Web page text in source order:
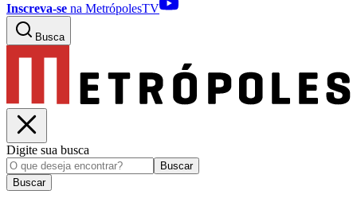
Inscreva-se na MetrópolesTV
Busca
Digite sua busca
Buscar
Buscar